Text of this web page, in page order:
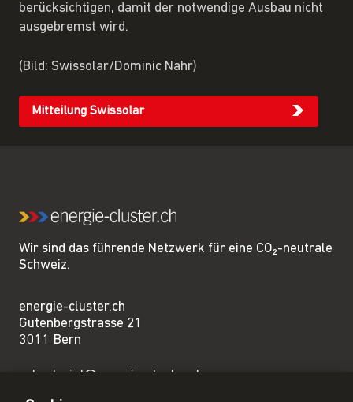
berücksichtigen, damit der notwendige Ausbau nicht
ausgebremst wird.
(Bild: Swissolar/Dominic Nahr)
Mitteilung Swissolar
Wir sind das führende Netzwerk für eine CO₂-neutrale
Schweiz.
energie-cluster.ch
Gutenbergstrasse 21
3011 Bern
sekretariat@energie-cluster.ch